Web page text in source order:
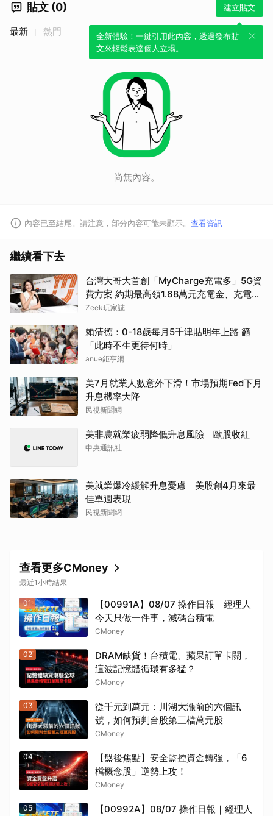
貼文 (0) 建立貼文
全新體驗！一鍵引用此內容，透過發布貼
文來輕鬆表達個人立場。
最新 熱門
尚無內容。
內容已至結尾。請注意，部分內容可能未顯示。 查看資訊
繼續看下去
台灣大哥大首創「MyCharge充電多」5G資
費方案 約期最高領1.68萬元充電金、充電最
高89折
Zeek玩家誌
賴清德：0-18歲每月5千津貼明年上路 籲
「此時不生更待何時」
anue鉅亨網
美7月就業人數意外下滑！市場預期Fed下月
升息機率大降
民視新聞網
美非農就業疲弱降低升息風險 歐股收紅
中央通訊社
美就業爆冷緩解升息憂慮 美股創4月來最
佳單週表現
民視新聞網
查看更多CMoney
最近1小時結果
01
【00991A】08/07 操作日報｜經理人
今天只做一件事，減碼台積電
CMoney
02
DRAM缺貨！台積電、蘋果訂單卡關，
這波記憶體循環有多猛？
CMoney
03
從千元到萬元：川湖大漲前的六個訊
號，如何預判台股第三檔萬元股
CMoney
04
【盤後焦點】安全監控資金轉強，「6
檔概念股」逆勢上攻！
CMoney
05 【00992A】08/07 操作日報｜經理人